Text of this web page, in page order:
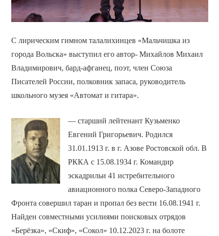
С лирическим гимном талалихинцев «Мальчишка из
города Вольска» выступил его автор- Михайлов Михаил
Владимирович, бард-афганец, поэт, член Союза
Писателей России, полковник запаса, руководитель
школьного музея «Автомат и гитара».
— старший лейтенант Кузьменко
Евгений Григорьевич. Родился
31.01.1913 г. в г. Азове Ростовской обл. В
РККА с 15.08.1934 г. Командир
эскадрильи 41 истребительного
авиационного полка Северо-Западного
Фронта совершил таран и пропал без вести 16.08.1941 г.
Найден совместными усилиями поисковых отрядов
«Берёзка», «Скиф», «Сокол» 10.12.2023 г. на болоте